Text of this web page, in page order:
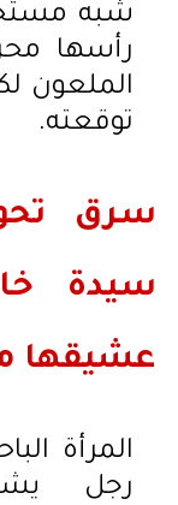
شبه
رأسها
الملعون
توقعته.
سرق
سيدة
عشيقها
المرأة
رجل